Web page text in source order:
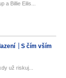
a Billie Eilis...
S čím vším
už riskuj...